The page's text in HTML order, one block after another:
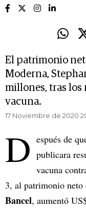
El patrimonio
Moderna,
millones, tras los
vacuna.
17 Noviembre de 2020
D espués de
publicara
vacuna
3, al patrimonio
Bancel, aumentó